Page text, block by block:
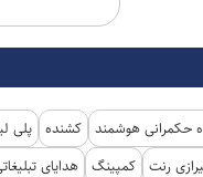
حکمرانی هوشمند کشنده پلی
رنت کمپینگ هدایای